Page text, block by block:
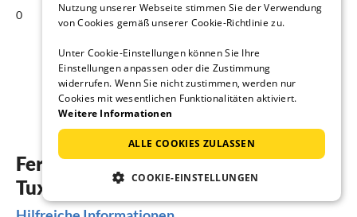
0
Verfügbare Unterkünfte in %
Ferienhäuser & Ferienwohnungen in
Tux
Nutzung unserer Webseite stimmen Sie der Verwendung
von Cookies gemäß unserer Cookie-Richtlinie zu.
Unter Cookie-Einstellungen können Sie Ihre
Einstellungen anpassen oder die Zustimmung
widerrufen. Wenn Sie nicht zustimmen, werden nur
Cookies mit wesentlichen Funktionalitäten aktiviert.
Weitere Informationen
ALLE COOKIES ZULASSEN
COOKIE-EINSTELLUNGEN